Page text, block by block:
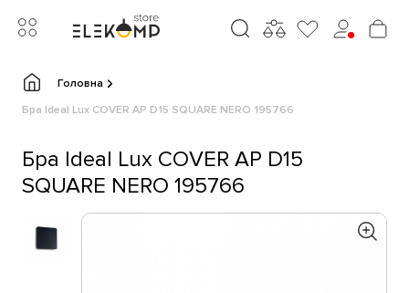
Головна
Бра Ideal Lux COVER AP D15 SQUARE NERO 195766
Бра Ideal Lux COVER AP D15
SQUARE NERO 195766